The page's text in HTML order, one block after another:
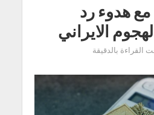
هدوء رد
الايراني